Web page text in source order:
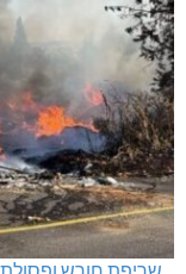
תאונה על כביש 89